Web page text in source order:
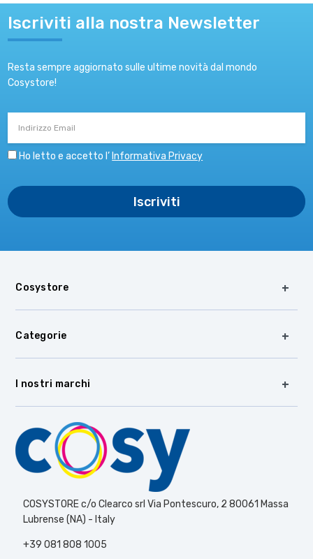
Iscriviti alla nostra Newsletter
Resta sempre aggiornato sulle ultime novità dal mondo
Cosystore!
Ho letto e accetto l’ Informativa Privacy
Cosystore
Categorie
I nostri marchi
COSYSTORE c/o Clearco srl Via Pontescuro, 2 80061 Massa
Lubrense (NA) - Italy
+39 081 808 1005